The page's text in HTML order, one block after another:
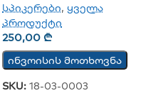
სპიკერები, ყველა
პროდუქტი
250,00 ₾
ინვოისის მოთხოვნა
SKU: 18-03-0003